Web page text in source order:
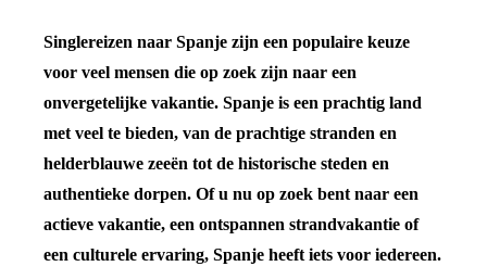
Singlereizen naar Spanje zijn een populaire keuze
voor veel mensen die op zoek zijn naar een
onvergetelijke vakantie. Spanje is een prachtig land
met veel te bieden, van de prachtige stranden en
helderblauwe zeeën tot de historische steden en
authentieke dorpen. Of u nu op zoek bent naar een
actieve vakantie, een ontspannen strandvakantie of
een culturele ervaring, Spanje heeft iets voor iedereen.